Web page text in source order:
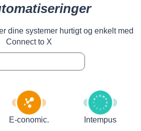
dine systemer hurtigt og enkelt med
Connect to X
E-conomic. Intempus